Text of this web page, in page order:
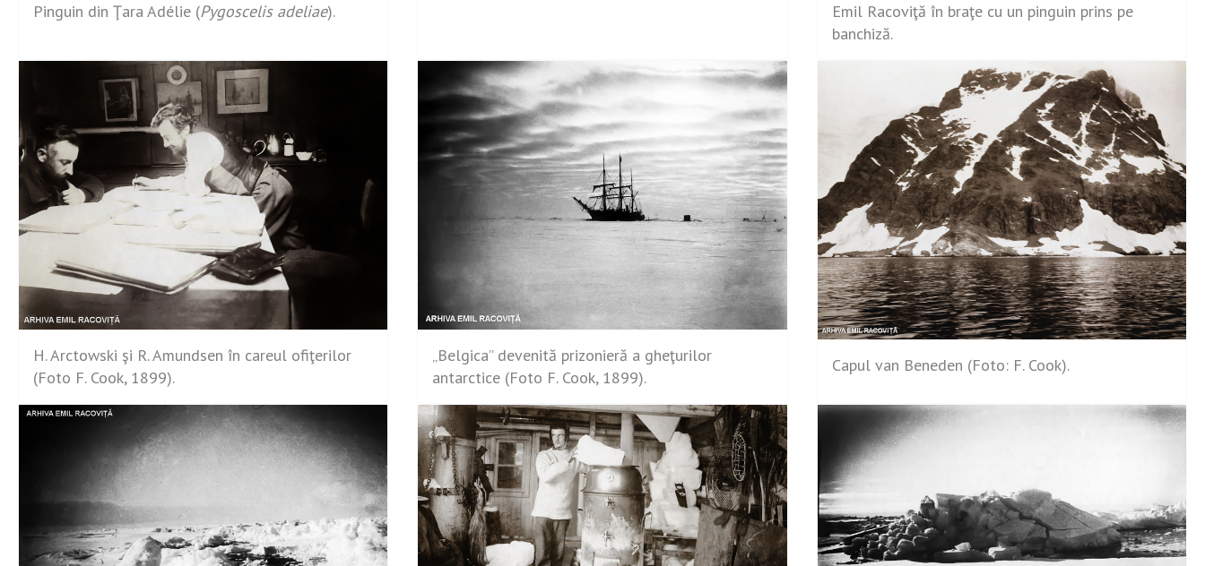
Pinguin din Ţara Adélie (Pygoscelis adeliae).
Emil Racoviţă în braţe cu un pinguin prins pe
banchiză.
H. Arctowski şi R. Amundsen în careul ofiţerilor
(Foto F. Cook, 1899).
„Belgica” devenită prizonieră a gheţurilor
antarctice (Foto F. Cook, 1899).
Capul van Beneden (Foto: F. Cook).